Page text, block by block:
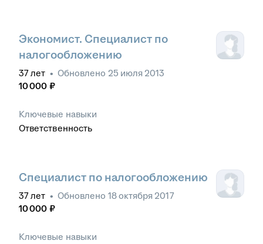
Экономист. Специалист по
налогообложению
37лет • Обновлено 25 июля 2013
10 000 ₽
Ключевые навыки
Ответственность
Специалист по налогообложению
37лет • Обновлено 18 октября 2017
10 000 ₽
Ключевые навыки